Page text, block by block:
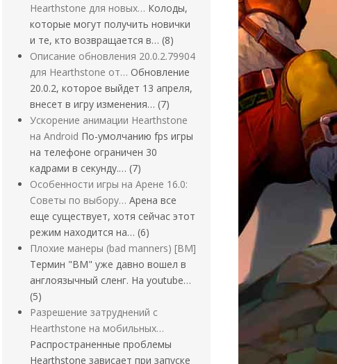
Hearthstone для новых… Колоды,
которые могут получить новички
и те, кто возвращается в… (8)
Описание обновления 20.0.2.79904
для Hearthstone от… Обновление
20.0.2, которое выйдет 13 апреля,
внесет в игру изменения… (7)
Ускорение анимации Hearthstone
на Android По-умолчанию fps игры
на телефоне ограничен 30
кадрами в секунду.… (7)
Особенности игры на Арене 16.0:
Советы по выбору… Арена все
еще существует, хотя сейчас этот
режим находится на… (6)
Плохие манеры (bad manners) [BM]
Термин "BM" уже давно вошел в
англоязычный сленг. На youtube…
(5)
Разрешение затруднений с
Hearthstone на мобильных…
Распространенные проблемы
Hearthstone зависает при запуске